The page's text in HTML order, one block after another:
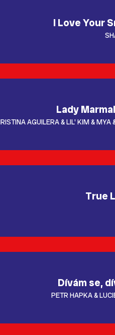
I Love Your
Lady
AGUILERA & LIL' KIM & MYA
True
Dívám se,
PETR HAPKA &